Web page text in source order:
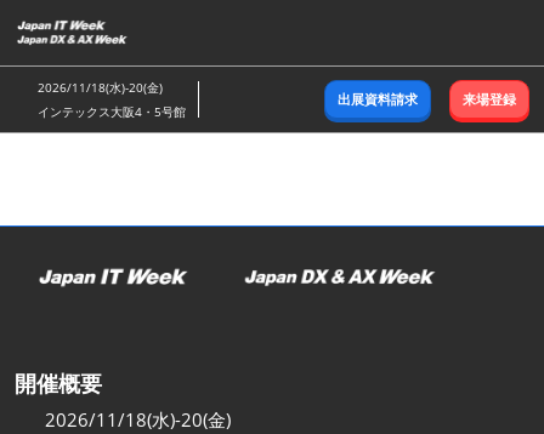
キ
ッ
し
む
2026/11/18(水)-20(金)
インテックス大阪4・5号館
出展資料請求 来場登録
開催概要
2026/11/18(水)-20(金)